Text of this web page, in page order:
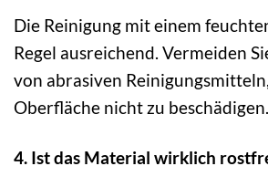
Die Reinigung mit einem
Regel ausreichend. Vermeiden
von abrasiven
Oberfläche nicht zu beschädigen.
4. Ist das Material wirklich